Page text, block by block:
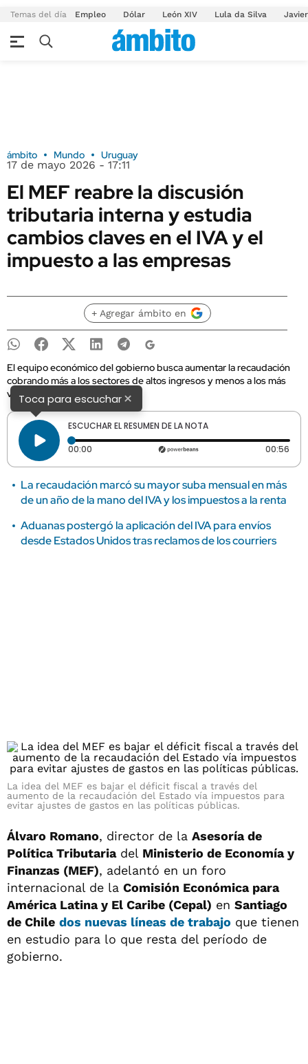
Temas del día Empleo Dólar León XIV Lula da Silva
ámbito Mundo Uruguay
17 de mayo 2026 - 17:11
El MEF reabre la discusión
tributaria interna y estudia
cambios claves en el IVA y el
impuesto a las empresas
+ Agregar ámbito en
El equipo económico del gobierno busca aumentar la recaudación
cobrando más a los sectores de altos ingresos y menos a los más
vulnerables.
Toca para escuchar×
ESCUCHAR EL RESUMEN DE LA NOTA
00:00 Tiempo transcurrido: 0 segundos 00:56
La recaudación marcó su mayor suba mensual en más
de un año de la mano del IVA y los impuestos a la renta
Aduanas postergó la aplicación del IVA para envíos
desde Estados Unidos tras reclamos de los courriers
La idea del MEF es bajar el déficit fiscal a través del
aumento de la recaudación del Estado vía impuestos para
evitar ajustes de gastos en las políticas públicas.
Álvaro Romano, director de la Asesoría de
Política Tributariadel Ministerio de Economía y
Finanzas (MEF), adelantó en un foro
internacional de la Comisión Económica para
América Latina y El Caribe (Cepal) en Santiago
de Chile dos nuevas líneas de trabajo que tienen
en estudio para lo que resta del período de
gobierno.